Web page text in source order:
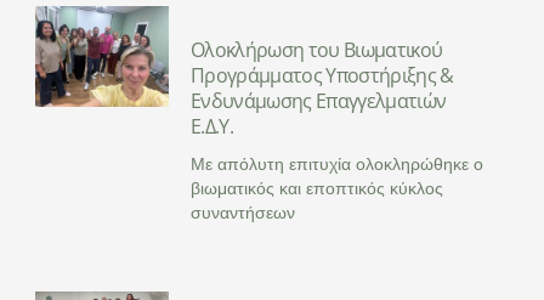
Ολοκλήρωση του Βιωματικού
Προγράμματος Υποστήριξης &
Ενδυνάμωσης Επαγγελματιών
Ε.Δ.Υ.
Με απόλυτη επιτυχία ολοκληρώθηκε ο
βιωματικός και εποπτικός κύκλος
συναντήσεων